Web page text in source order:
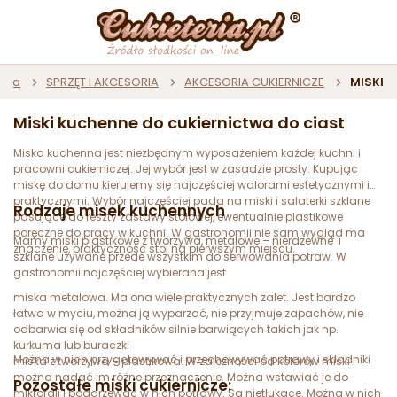
SPRZĘT I AKCESORIA AKCESORIA CUKIERNICZE MISKI
Miski kuchenne do cukiernictwa do ciast
Miska kuchenna jest niezbędnym wyposażeniem każdej kuchni i
pracowni cukierniczej. Jej wybór jest w zasadzie prosty. Kupując
miskę do domu kierujemy się najczęściej walorami estetycznymi i
praktycznymi. Wybór najczęściej pada na miski i salaterki szklane
pasujące do reszty zastawy stołowej, ewentualnie plastikowe
poręczne do pracy w kuchni. W gastronomii nie sam wygląd ma
znaczenie, praktyczność stoi na pierwszym miejscu.
Rodzaje misek kuchennych
Mamy miski plastikowe z tworzywa, metalowe – nierdzewne i
szklane używane przede wszystkim do serwowania potraw. W
gastronomii najczęściej wybierana jest
miska metalowa. Ma ona wiele praktycznych zalet. Jest bardzo
łatwa w myciu, można ją wyparzać, nie przyjmuje zapachów, nie
odbarwia się od składników silnie barwiących takich jak np.
kurkuma lub buraczki
miska z tworzywa – plastikowa. W zależności od kolorów miski
można nadać im różne przeznaczenie. Można wstawiać je do
mikrofali i podgrzewać w nich potrawy. Są nietłukące. Można w nich
Można w nich przygotowywać i przechowywać potrawy i składniki
Pozostałe miski cukiernicze: